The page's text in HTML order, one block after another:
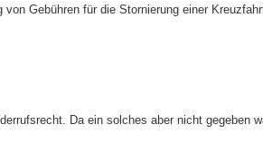
Gebühren für die Stornierung einer
Da ein solches aber nicht gegeben